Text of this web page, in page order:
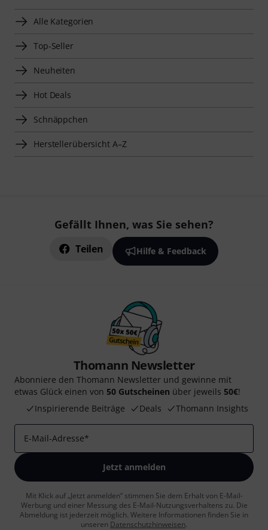
Alle Kategorien
Top-Seller
Neuheiten
Hot Deals
Schnäppchen
Herstellerübersicht A–Z
Gefällt Ihnen, was Sie sehen?
Teilen Hilfe & Feedback
Thomann Newsletter
Abonniere den Thomann Newsletter und gewinne mit
etwas Glück einen von 50 Gutscheinen über jeweils 50€!
Inspirierende Beiträge
Deals Thomann Insights
E-Mail-Adresse*
Jetzt anmelden
Mit Klick auf „Jetzt anmelden“ stimmen Sie dem Erhalt von E-Mail-
Werbung und einer Messung des E-Mail-Nutzungsverhaltens zu. Die
Abmeldung ist jederzeit möglich. Weitere Informationen finden Sie in
unseren Datenschutzhinweisen.